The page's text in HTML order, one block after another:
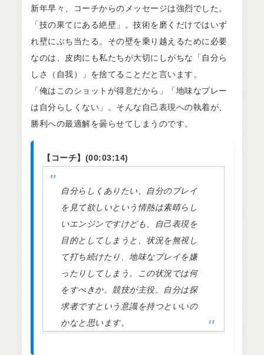
新年早々、コーチからのメッセージは強烈でした。
「技の果てにある絶壁」。技術を磨くだけではいず
れ壁にぶち当たる。その壁を乗り越えるために必要
なのは、皮肉にも私たちが大切にしがちな「自分ら
しさ（自我）」を捨てることだと言います。
「俺はこのショットが得意だから」「地味なプレー
は自分らしくない」。そんな自己表現への執着が、
勝利への最適解を曇らせてしまうのです。
【コーチ】(00:03:14)
自分らしくありたい、自分のプレイ
を見て欲しいという情熱は素晴らし
いエンジンですけども、自己表現を
目的としてしまうと、状況を無視し
て打ち続けたり、地味なプレイを嫌
ったりしてしまう。この状況では何
をすべきか。競技が主役。自分は探
求者ですという意識を持つといいの
かなと思います。